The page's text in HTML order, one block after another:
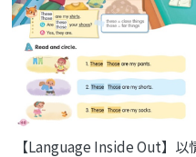
【Language Inside Out】